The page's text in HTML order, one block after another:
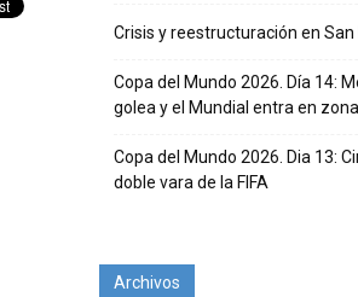
Crisis y reestructuración en
Copa del Mundo 2026. Día 14:
golea y el Mundial entra en
Copa del Mundo 2026. Dia 13:
doble vara de la FIFA
Archivos